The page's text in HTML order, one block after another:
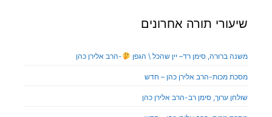
שיעורי תורה אחרונים
משנה ברורה, סימן רד– יין שהכל \ הגפן -הרב אלירן כהן
מסכת מכות-הרב אלירן כהן – חדש
שולחן ערוך, סימן רב-הרב אלירן כהן